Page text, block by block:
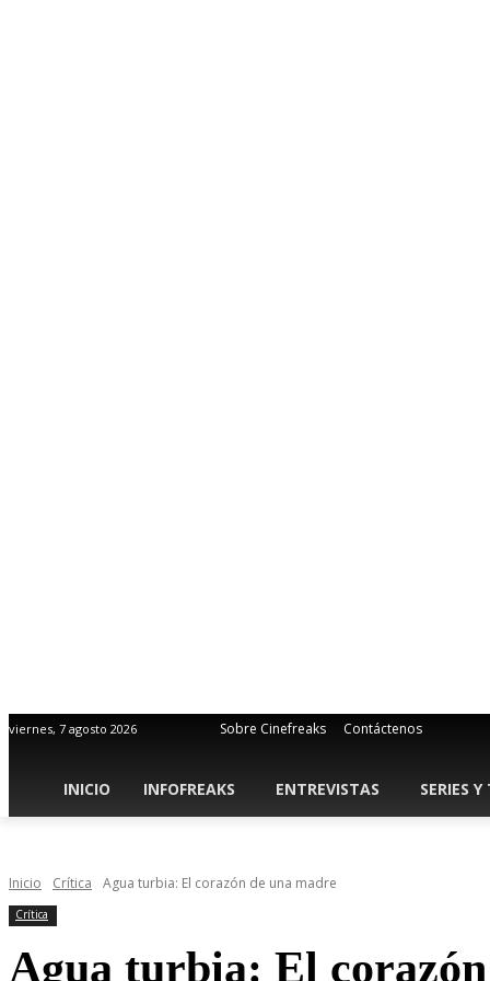
viernes, 7 agosto 2026 Sobre Cinefreaks Contáctenos
INICIO INFOFREAKS ENTREVISTAS SERIES Y
Inicio Crítica Agua turbia: El corazón de una madre
Crítica
Agua turbia: El